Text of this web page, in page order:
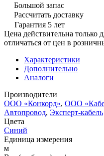
Большой запас
Рассчитать доставку
Гарантия 5 лет
Цена действительна только
отличаться от цен в
Характеристики
Дополнительно
Аналоги
Производители
ООО «Конкорд», ООО
Автопровод, Эксперт-кабель
Цвета
Синий
Единица измерения
м